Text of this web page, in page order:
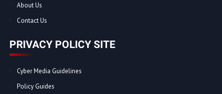
About Us
Contact Us
PRIVACY POLICY SITE
Cyber Media Guidelines
Policy Guides